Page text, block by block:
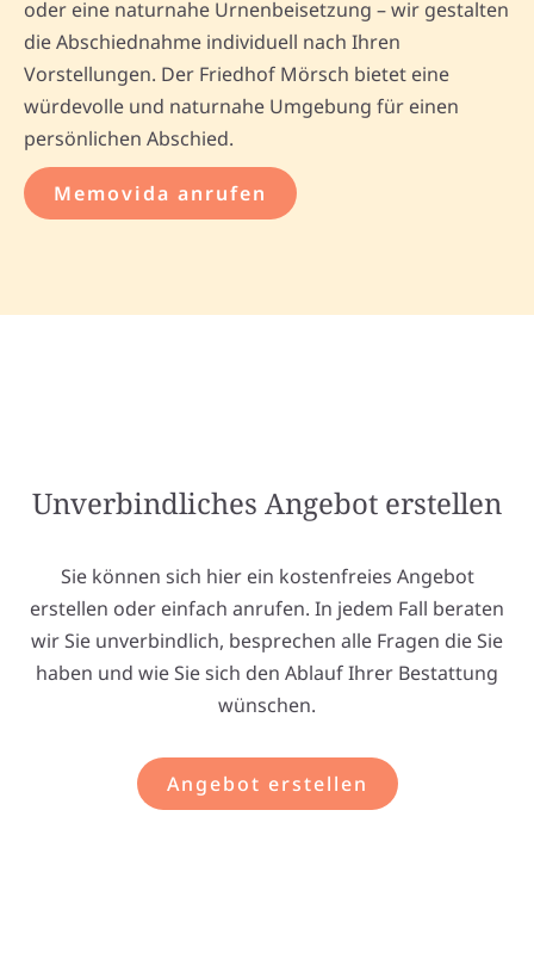
oder eine naturnahe Urnenbeisetzung – wir gestalten
die Abschiednahme individuell nach Ihren
Vorstellungen. Der Friedhof Mörsch bietet eine
würdevolle und naturnahe Umgebung für einen
persönlichen Abschied.
Memovida anrufen
Unverbindliches Angebot erstellen
Sie können sich hier ein kostenfreies Angebot
erstellen oder einfach anrufen. In jedem Fall beraten
wir Sie unverbindlich, besprechen alle Fragen die Sie
haben und wie Sie sich den Ablauf Ihrer Bestattung
wünschen.
Angebot erstellen